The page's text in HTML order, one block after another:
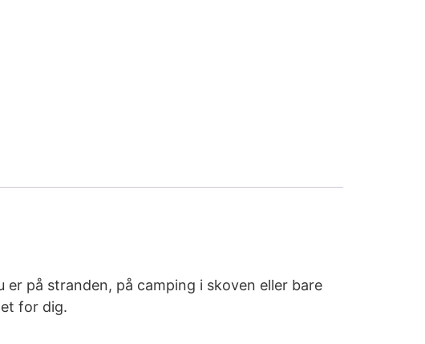
er på stranden, på camping i skoven eller bare
for dig.